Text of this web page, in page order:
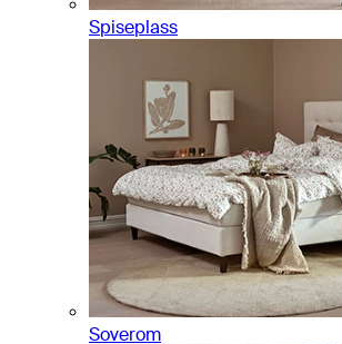
Spiseplass
Soverom